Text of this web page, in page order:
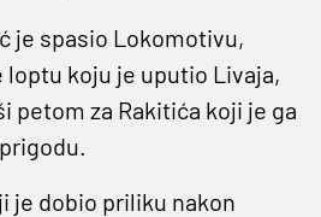
je spasio Lokomotivu,
loptu koju je uputio Livaja,
petom za Rakitića koji je ga
je dobio priliku nakon